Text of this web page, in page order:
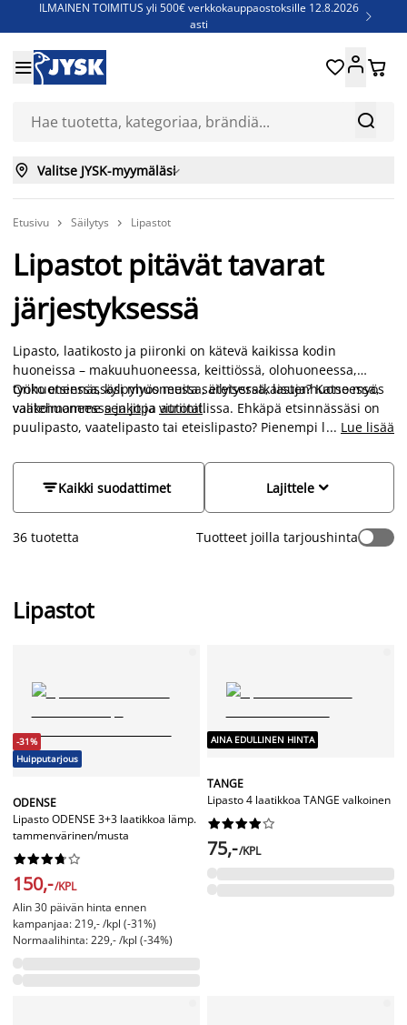
ILMAINEN TOIMITUS yli 500€ verkkokauppaostoksille 12.8.2026
asti

Jenkkisänkyjä - Säästä jopa 60%


 
 Valitse JYSK-myymäläsi
Etusivu  Säilytys  Lipastot
Lipastot pitävät tavarat
järjestyksessä
Lipasto, laatikosto ja piironki on kätevä kaikissa kodin
huoneissa – makuuhuoneessa, keittiössä, olohuoneessa,
työhuoneessa, kylpyhuoneessa, eteisessä, lastenhuoneessa,
vaatehuoneessa ja jopa autotallissa. Ehkäpä etsinnässäsi on
puulipasto, vaatelipasto tai eteislipasto? Pienempi lipasto
suuremmassa lipastossa säilytät kätevästi niin vaatteet,
kengät, alusvaatteet, paperit, pikkutavarat kuin vaikka
Onko etsinnässäsi myös muita säilytysratkaisuja? Katso myös
valikoimammesenkitja vitriinit.
... Lue lisää
Kaikki suodattimet 
Lajittele
36 tuotetta Tuotteet joilla tarjoushinta
Lipastot
-31%
Huipputarjous
ODENSE
Lipasto ODENSE 3+3 laatikkoa lämp.
tammenvärinen/musta






150,-/KPL
Alin 30 päivän hinta ennen
kampanjaa: 219,- /kpl (-31%)
Normaalihinta: 229,- /kpl (-34%)
AINA EDULLINEN HINTA
TANGE
Lipasto 4 laatikkoa TANGE valkoinen






75,-/KPL